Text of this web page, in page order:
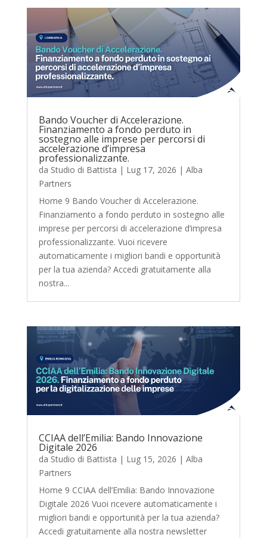
Bando Voucher di Accelerazione.
Finanziamento a fondo perduto in
sostegno alle imprese per percorsi di
accelerazione d’impresa
professionalizzante.
da Studio di Battista | Lug 17, 2026 | Alba
Partners
Home 9 Bando Voucher di Accelerazione.
Finanziamento a fondo perduto in sostegno alle
imprese per percorsi di accelerazione d’impresa
professionalizzante. Vuoi ricevere
automaticamente i migliori bandi e opportunità
per la tua azienda? Accedi gratuitamente alla
nostra...
CCIAA dell’Emilia: Bando Innovazione
Digitale 2026
da Studio di Battista | Lug 15, 2026 | Alba
Partners
Home 9 CCIAA dell’Emilia: Bando Innovazione
Digitale 2026 Vuoi ricevere automaticamente i
migliori bandi e opportunità per la tua azienda?
Accedi gratuitamente alla nostra newsletter